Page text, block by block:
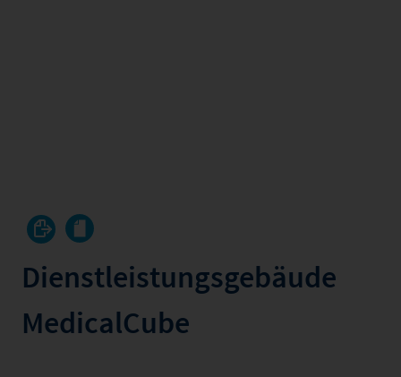
Dienstleistungsgebäude
MedicalCube